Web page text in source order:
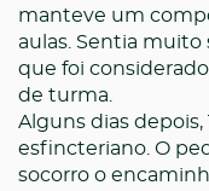
manteve um
aulas. Sentia muito
que foi
de turma.
Alguns dias
esfincteriano. O
socorro o